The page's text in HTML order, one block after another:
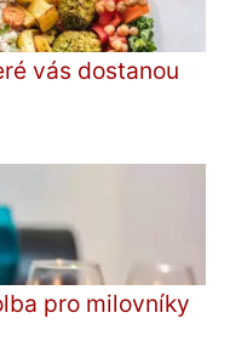
vás dostanou
pro milovníky